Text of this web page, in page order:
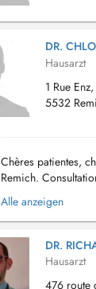
DR.
Hausarzt
1 Rue Enz,
5532
Chères patientes,
Remich.
consultations
Alle anzeigen
DR.
Hausarzt
476 route